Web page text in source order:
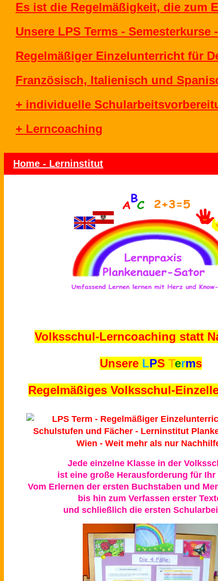
Es ist die Regelmäßigkeit, die zum
Unsere LPS Terms -
Regelmäßiger Einzelunterricht für
Französisch, Italienisch und
+ individuelle
+ Lerncoaching
Home - Lerninstitut
Volksschul-Lerncoaching statt
Unsere LPS Terms
Regelmäßiges Volksschul-
Jede einzelne Klasse in der
ist eine große Herausforderung für Ihr
Vom Erlernen der ersten Buchstaben und
bis hin zum Verfassen erster
und schließlich die ersten